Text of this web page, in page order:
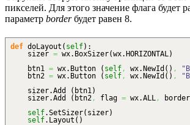
пикселей. Для этого значение флага будет
параметр borderбудет равен 8.
def doLayout ( self) :
sizer = wx. BoxSizer(wx. HORIZONTAL)
btn1 = wx. Button ( self, wx. NewId ( ) ,
btn2 = wx. Button ( self, wx. NewId ( ) ,
sizer.Add ( btn1)
sizer.Add ( btn2, flag = wx.ALL, border
self.SetSizer( sizer)
self. Layout ( )